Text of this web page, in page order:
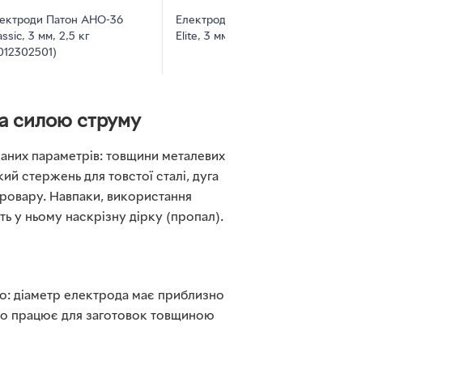
Патон АНО-36
3 мм, 2,5 кг
Електроди Патон АНО-36
Elite, 3 мм, 5 кг (2011305001)
силою струму
параметрів: товщини металевих
стержень для товстої сталі, дуга
Навпаки, використання
у ньому наскрізну дірку (пропал).
діаметр електрода має приблизно
працює для заготовок товщиною